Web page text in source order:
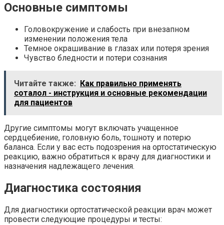
Основные симптомы
Головокружение и слабость при внезапном
изменении положения тела
Темное окрашивание в глазах или потеря зрения
Чувство бледности и потери сознания
Читайте также:
Как правильно применять
соталол - инструкция и основные рекомендации
для пациентов
Другие симптомы могут включать учащенное
сердцебиение, головную боль, тошноту и потерю
баланса. Если у вас есть подозрения на ортостатическую
реакцию, важно обратиться к врачу для диагностики и
назначения надлежащего лечения.
Диагностика состояния
Для диагностики ортостатической реакции врач может
провести следующие процедуры и тесты: